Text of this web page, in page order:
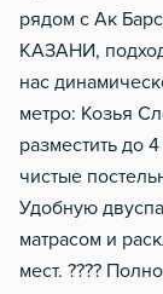
рядом с Ак
КАЗАНИ,
нас
метро: Козья
разместить до
чистые
Удобную
матрасом и
мест. ????